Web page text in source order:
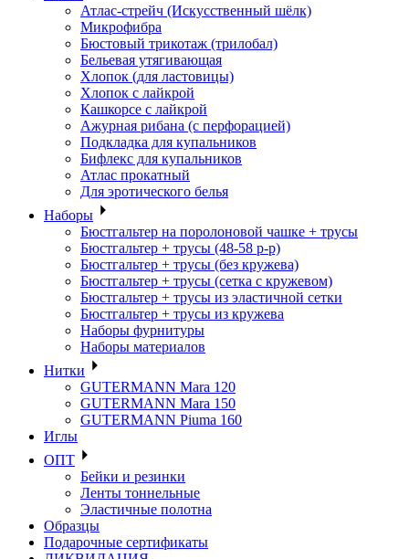
Атлас-стрейч (Искусственный шёлк)
Микрофибра
Бюстовый трикотаж (трилобал)
Бельевая утягивающая
Хлопок (для ластовицы)
Хлопок с лайкрой
Кашкорсе с лайкрой
Ажурная рибана (с перфорацией)
Подкладка для купальников
Бифлекс для купальников
Атлас прокатный
Для эротического белья
Наборы
Бюстгальтер на поролоновой чашке + трусы
Бюстгальтер + трусы (48-58 р-р)
Бюстгальтер + трусы (без кружева)
Бюстгальтер + трусы (сетка с кружевом)
Бюстгальтер + трусы из эластичной сетки
Бюстгальтер + трусы из кружева
Наборы фурнитуры
Наборы материалов
Нитки
GUTERMANN Mara 120
GUTERMANN Mara 150
GUTERMANN Piuma 160
Иглы
ОПТ
Бейки и резинки
Ленты тоннельные
Эластичные полотна
Образцы
Подарочные сертификаты